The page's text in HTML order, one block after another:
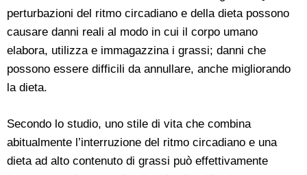
perturbazioni del ritmo circadiano e della dieta possono
causare danni reali al modo in cui il corpo umano
elabora, utilizza e immagazzina i grassi; danni che
possono essere difficili da annullare, anche migliorando
la dieta.
Secondo lo studio, uno stile di vita che combina
abitualmente l’interruzione del ritmo circadiano e una
dieta ad alto contenuto di grassi può effettivamente